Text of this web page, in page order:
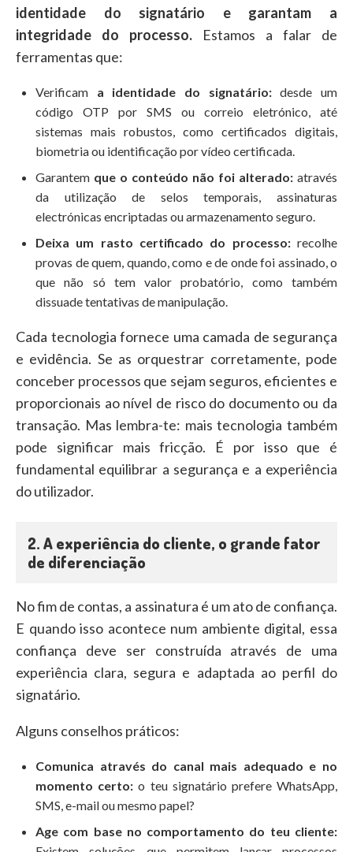
identidade do signatário e garantam a
integridade do processo. Estamos a falar de
ferramentas que:
Verificam a identidade do signatário:desde um
código OTP por SMS ou correio eletrónico, até
sistemas mais robustos, como certificados digitais,
biometria ou identificação por vídeo certificada.
Garantem que o conteúdo não foi alterado: através
da utilização de selos temporais, assinaturas
electrónicas encriptadas ou armazenamento seguro.
Deixa um rasto certificado do processo:recolhe
provas de quem, quando, como e de onde foi assinado, o
que não só tem valor probatório, como também
dissuade tentativas de manipulação.
Cada tecnologia fornece uma camada de segurança
e evidência. Se as orquestrar corretamente, pode
conceber processos que sejam seguros, eficientes e
proporcionais ao nível de risco do documento ou da
transação. Mas lembra-te: mais tecnologia também
pode significar mais fricção. É por isso que é
fundamental equilibrar a segurança e a experiência
do utilizador.
2. A experiência do cliente, o grande fator
de diferenciação
No fim de contas, a assinatura é um ato de confiança.
E quando isso acontece num ambiente digital, essa
confiança deve ser construída através de uma
experiência clara, segura e adaptada ao perfil do
signatário.
Alguns conselhos práticos:
Comunica através do canal mais adequado e no
momento certo: o teu signatário prefere WhatsApp,
SMS, e-mail ou mesmo papel?
Age com base no comportamento do teu cliente: